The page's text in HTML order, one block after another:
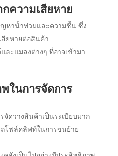
ความเสียหาย
หาน้ำท่วมและความชื้น ซึ่ง
สียหายต่อสินค้า
ละแมลงต่างๆ ที่อาจเข้ามา
ในการจัดการ
ดวางสินค้าเป็นระเบียบมาก
โฟล์คลิฟท์ในการขนย้าย